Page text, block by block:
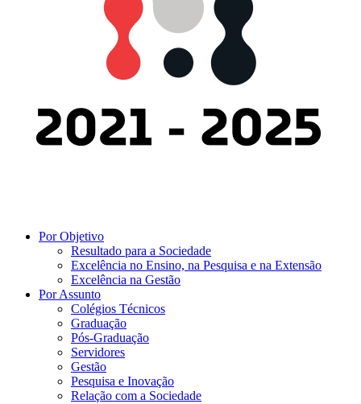
Por Objetivo
Resultado para a Sociedade
Excelência no Ensino, na Pesquisa e na Extensão
Excelência na Gestão
Por Assunto
Colégios Técnicos
Graduação
Pós-Graduação
Servidores
Gestão
Pesquisa e Inovação
Relação com a Sociedade